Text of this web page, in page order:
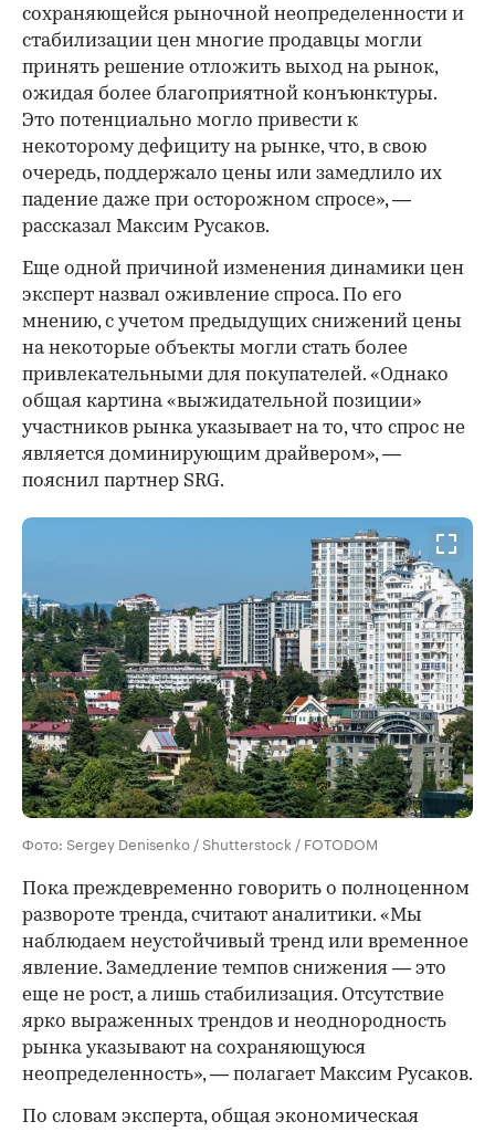
сохраняющейся рыночной неопределенности и
стабилизации цен многие продавцы могли
принять решение отложить выход на рынок,
ожидая более благоприятной конъюнктуры.
Это потенциально могло привести к
некоторому дефициту на рынке, что, в свою
очередь, поддержало цены или замедлило их
падение даже при осторожном спросе», —
рассказал Максим Русаков.
Еще одной причиной изменения динамики цен
эксперт назвал оживление спроса. По его
мнению, с учетом предыдущих снижений цены
на некоторые объекты могли стать более
привлекательными для покупателей. «Однако
общая картина «выжидательной позиции»
участников рынка указывает на то, что спрос не
является доминирующим драйвером», —
пояснил партнер SRG.
Фото: Sergey Denisenko / Shutterstock / FOTODOM
Пока преждевременно говорить о полноценном
развороте тренда, считают аналитики. «Мы
наблюдаем неустойчивый тренд или временное
явление. Замедление темпов снижения — это
еще не рост, а лишь стабилизация. Отсутствие
ярко выраженных трендов и неоднородность
рынка указывают на сохраняющуюся
неопределенность», — полагает Максим Русаков.
По словам эксперта, общая экономическая